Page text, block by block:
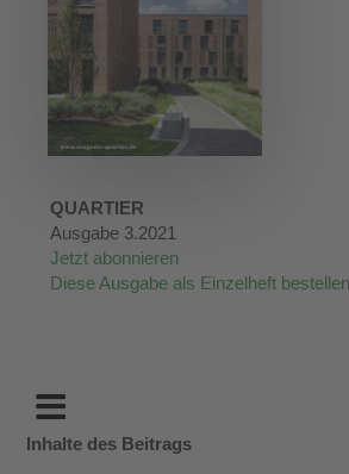
QUARTIER
Ausgabe 3.2021
Jetzt abonnieren
Diese Ausgabe als Einzelheft bestellen
Inhalte des Beitrags